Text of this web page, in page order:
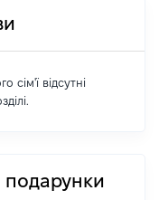
сім'ї відсутні
подарунки